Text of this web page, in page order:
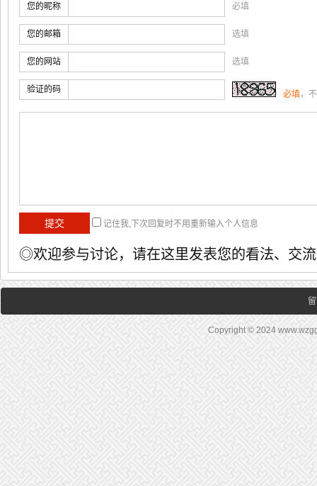
您的昵称 必填
您的邮箱 选填
您的网站 选填
验证的码 必填，
记住我,下次回复时不用重新输入个人信息
◎欢迎参与讨论，请在这里发表您的看法、交
Copyright © 2024